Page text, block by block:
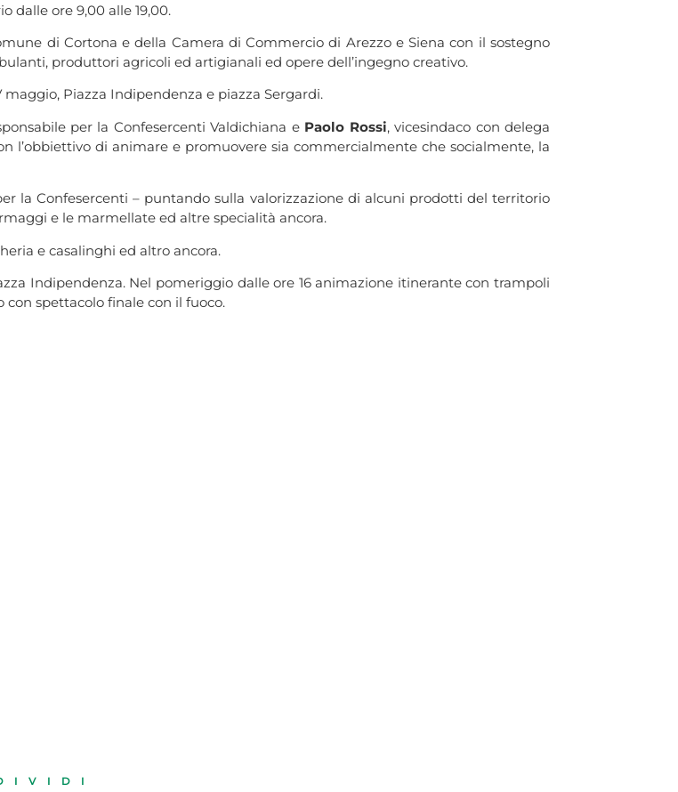
dalle ore 9,00 alle 19,00.
di Cortona e della Camera di Commercio di Arezzo e Siena con il sostegno
produttori agricoli ed artigianali ed opere dell’ingegno creativo.
maggio, Piazza Indipendenza e piazza Sergardi.
per la Confesercenti Valdichiana e Paolo Rossi, vicesindaco con delega
l’obbiettivo di animare e promuovere sia commercialmente che socialmente, la
la Confesercenti – puntando sulla valorizzazione di alcuni prodotti del territorio
e le marmellate ed altre specialità ancora.
e casalinghi ed altro ancora.
Indipendenza. Nel pomeriggio dalle ore 16 animazione itinerante con trampoli
con spettacolo finale con il fuoco.